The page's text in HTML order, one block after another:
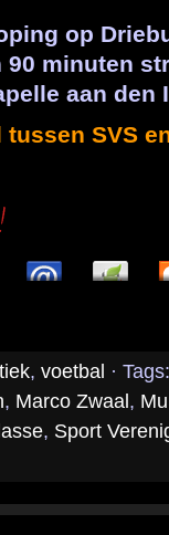
op
90 minuten
aan den
SVS
, voetbal ·
, Marco Zwaal ,
, Sport